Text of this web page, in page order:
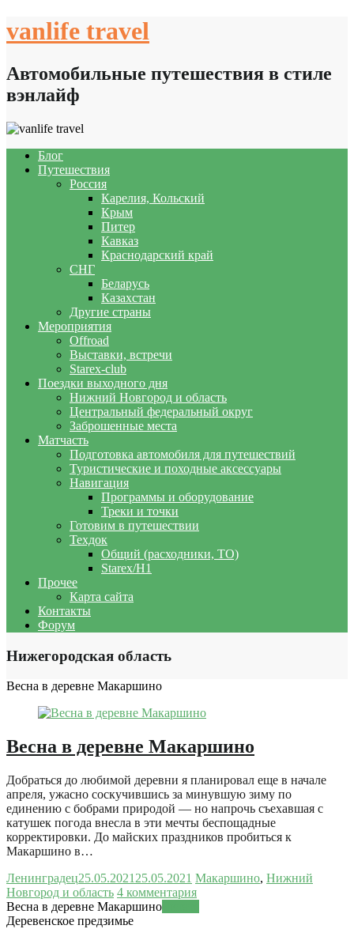
to
vanlife travel
Автомобильные путешествия в стиле
вэнлайф
Блог
Путешествия
Россия
Карелия, Кольский
Крым
Питер
Кавказ
Краснодарский край
СНГ
Беларусь
Казахстан
Другие страны
Мероприятия
Offroad
Выставки, встречи
Starex-club
Поездки выходного дня
Нижний Новгород и область
Центральный федеральный округ
Заброшенные места
Матчасть
Подготовка автомобиля для путешествий
Туристические и походные аксессуары
Навигация
Программы и оборудование
Треки и точки
Готовим в путешествии
Техдок
Общий (расходники, ТО)
Starex/H1
Прочее
Карта сайта
Контакты
Форум
Нижегородская область
Весна в деревне Макаршино
Весна в деревне Макаршино
Добраться до любимой деревни я планировал еще в начале
апреля, ужасно соскучившись за минувшую зиму по
единению с бобрами природой — но напрочь съехавшая с
катушек погода внесла в эти мечты беспощадные
корректировки. До майских праздников пробиться к
Макаршино в…
Ленинградец25.05.2021 25.05.2021 Макаршино, Нижний
Новгород и область 4 комментария
Весна в деревне Макаршино
Деревенское предзимье